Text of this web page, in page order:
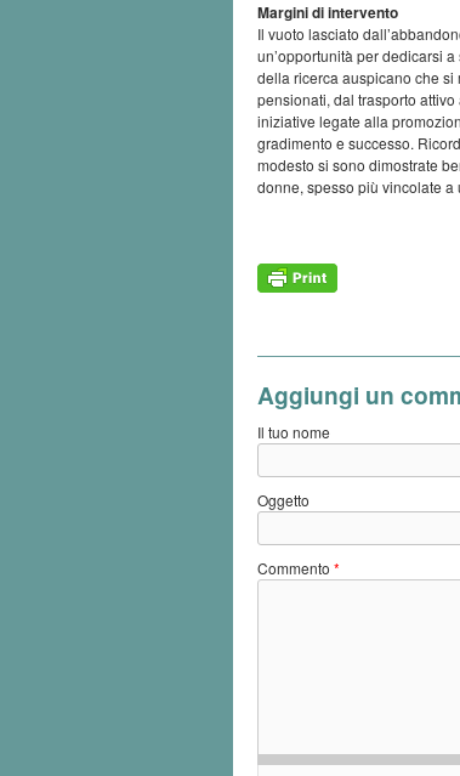
Margini di intervento
Il vuoto lasciato
un’opportunità per dedicarsi
della ricerca auspicano che si
pensionati, dal trasporto
iniziative legate alla
gradimento e successo.
modesto si sono dimostrate
donne, spesso più vincolate
Aggiungi un
Il tuo nome
Oggetto
Commento *